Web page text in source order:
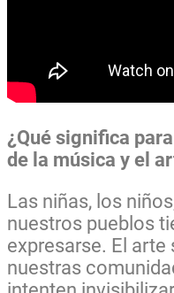
¿Qué significa
de la música y el
Las niñas, los
nuestros pueblos
expresarse. El arte
nuestras